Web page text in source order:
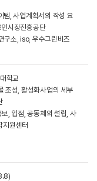
템, 사업계획서의 작성 요
시장진흥공단
구소, iso, 우수그린비즈
학교
조성, 활성화사업의 세부
, 입점, 공동체의 설립, 사
지원센터